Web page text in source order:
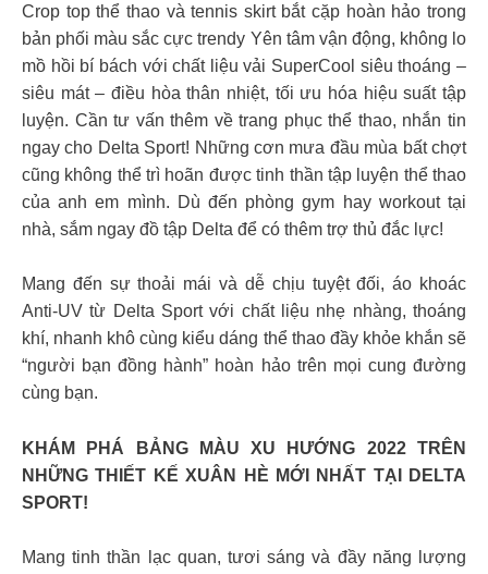
Crop top thể thao và tennis skirt bắt cặp hoàn hảo trong
bản phối màu sắc cực trendy Yên tâm vận động, không lo
mồ hồi bí bách với chất liệu vải SuperCool siêu thoáng –
siêu mát – điều hòa thân nhiệt, tối ưu hóa hiệu suất tập
luyện. Cần tư vấn thêm về trang phục thể thao, nhắn tin
ngay cho Delta Sport! Những cơn mưa đầu mùa bất chợt
cũng không thể trì hoãn được tinh thần tập luyện thể thao
của anh em mình. Dù đến phòng gym hay workout tại
nhà, sắm ngay đồ tập Delta để có thêm trợ thủ đắc lực!
Mang đến sự thoải mái và dễ chịu tuyệt đối, áo khoác
Anti-UV từ Delta Sport với chất liệu nhẹ nhàng, thoáng
khí, nhanh khô cùng kiểu dáng thể thao đầy khỏe khắn sẽ
“người bạn đồng hành” hoàn hảo trên mọi cung đường
cùng bạn.
KHÁM PHÁ BẢNG MÀU XU HƯỚNG 2022 TRÊN
NHỮNG THIẾT KẾ XUÂN HÈ MỚI NHẤT TẠI DELTA
SPORT!
Mang tinh thần lạc quan, tươi sáng và đầy năng lượng